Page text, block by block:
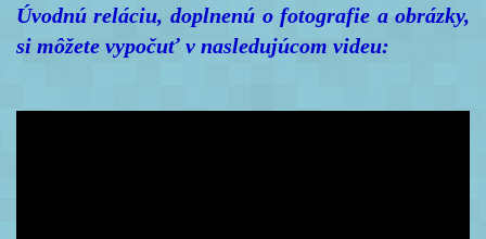
Úvodnú reláciu, doplnenú o fotografie a obrázky,
si môžete vypočuť v nasledujúcom videu: